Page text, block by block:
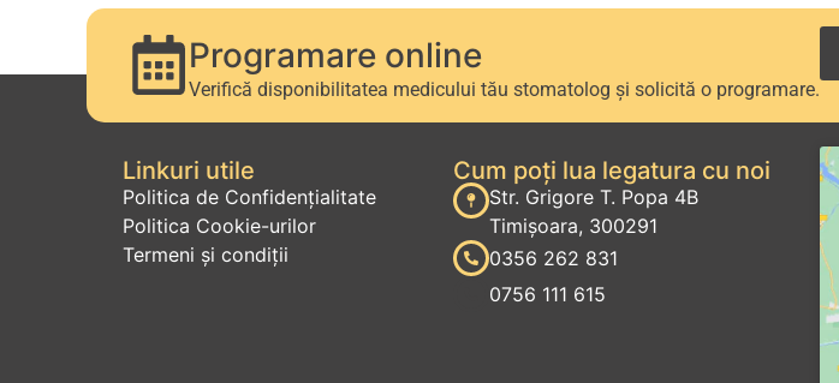
Programare online
Verifică disponibilitatea medicului tău stomatolog și solicită o programare.
Linkuri utile
Politica de Confidențialitate
Politica Cookie-urilor
Termeni și condiții
Cum poți lua legatura cu noi
Str. Grigore T. Popa 4B
Timișoara, 300291
0356 262 831
0756 111 615